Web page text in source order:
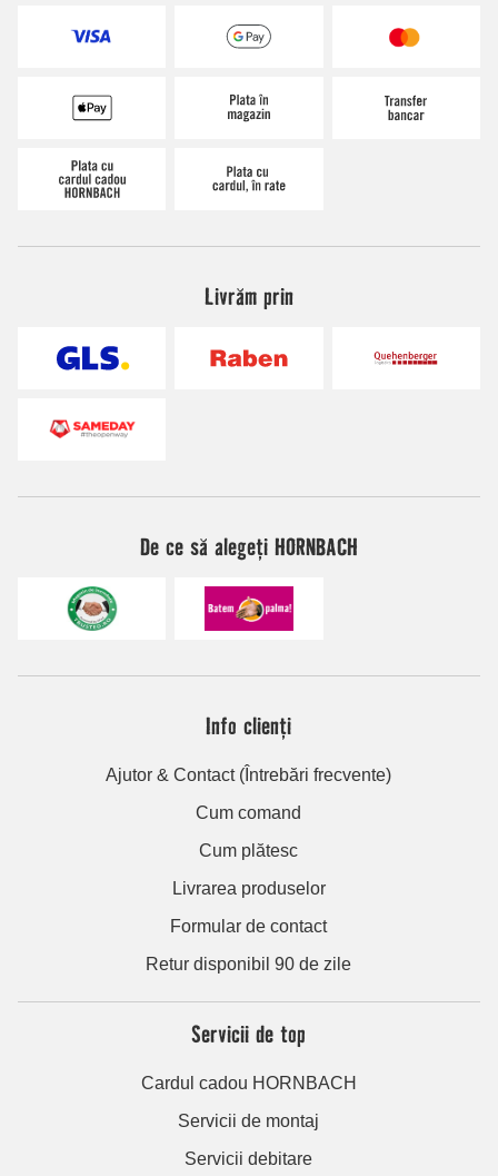
Livrăm prin
De ce să alegeți HORNBACH
Info clienți
Ajutor & Contact (Întrebări frecvente)
Cum comand
Cum plătesc
Livrarea produselor
Formular de contact
Retur disponibil 90 de zile
Servicii de top
Cardul cadou HORNBACH
Servicii de montaj
Servicii debitare